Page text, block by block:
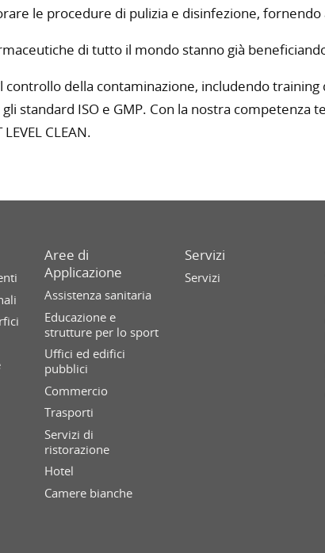
le procedure di pulizia e disinfezione,
di tutto il mondo stanno già
della contaminazione, includendo
standard ISO e GMP. Con la nostra
CLEAN.
Aree di
Applicazione
Assistenza sanitaria
Educazione e
strutture per lo sport
Uffici ed edifici
pubblici
Commercio
Trasporti
Servizi di
ristorazione
Hotel
Camere bianche
Servizi
Servizi